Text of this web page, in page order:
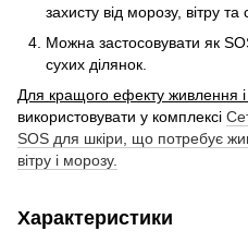
захисту від морозу, вітру та
Можна застосовувати як
сухих ділянок.
Для кращого ефекту живлення і
використовувати у комплексі
SOS для шкіри, що потребує
вітру і морозу.
Характеристики